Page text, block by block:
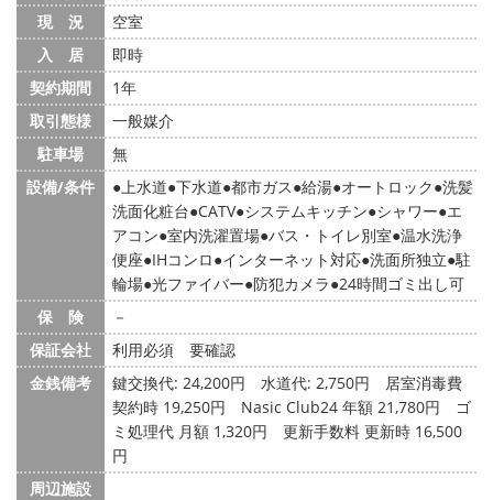
現 況
空室
入 居
即時
契約期間
1年
取引態様
一般媒介
駐車場
無
設備/条件
上水道 下水道 都市ガス 給湯 オートロック 洗髪
洗面化粧台 CATV システムキッチン シャワー エ
アコン 室内洗濯置場 バス・トイレ別室 温水洗浄
便座 IHコンロ インターネット対応 洗面所独立 駐
輪場 光ファイバー 防犯カメラ 24時間ゴミ出し可
保 険
－
保証会社
利用必須 要確認
金銭備考
鍵交換代: 24,200円 水道代: 2,750円
居室消毒費
契約時 19,250円 Nasic Club24 年額 21,780円 ゴ
ミ処理代 月額 1,320円 更新手数料 更新時 16,500
円
周辺施設